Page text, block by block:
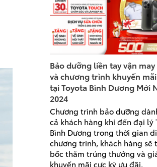
Bảo dưỡng liền tay vận may
và chương trình khuyến
tại Toyota Bình Dương Mới
2024
Chương trình bảo dưỡng
cả khách hàng khi đến đại lý
Bình Dương trong thời gian
chương trình, khách hàng sẽ
bốc thăm trúng thưởng và
khuyến mãi cực kỳ ưu đãi.